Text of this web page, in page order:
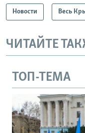
Новости Весь
ЧИТАЙТЕ
ТОП-ТЕМА